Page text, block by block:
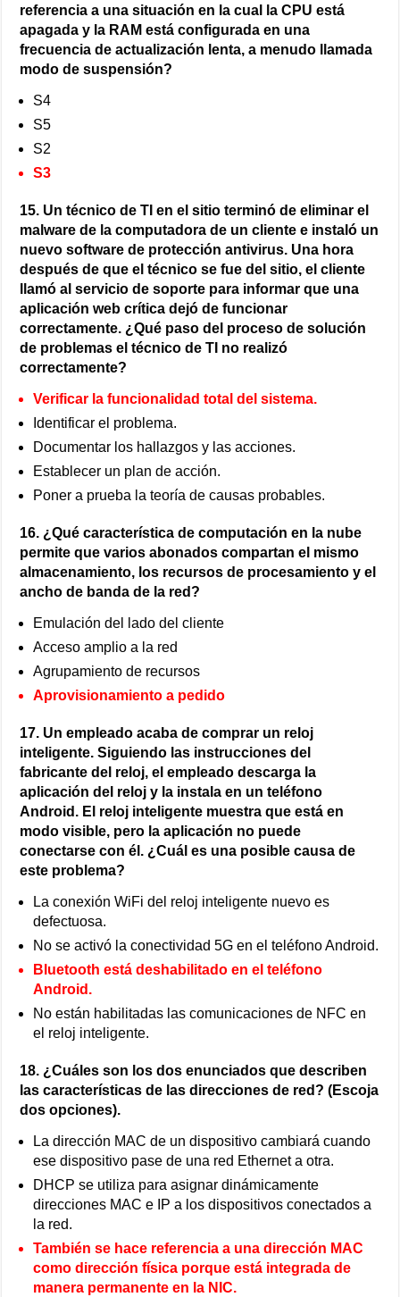
referencia a una situación en la cual la CPU está
apagada y la RAM está configurada en una
frecuencia de actualización lenta, a menudo llamada
modo de suspensión?
S4
S5
S2
S3
15. Un técnico de TI en el sitio terminó de eliminar el
malware de la computadora de un cliente e instaló un
nuevo software de protección antivirus. Una hora
después de que el técnico se fue del sitio, el cliente
llamó al servicio de soporte para informar que una
aplicación web crítica dejó de funcionar
correctamente. ¿Qué paso del proceso de solución
de problemas el técnico de TI no realizó
correctamente?
Verificar la funcionalidad total del sistema.
Identificar el problema.
Documentar los hallazgos y las acciones.
Establecer un plan de acción.
Poner a prueba la teoría de causas probables.
16. ¿Qué característica de computación en la nube
permite que varios abonados compartan el mismo
almacenamiento, los recursos de procesamiento y el
ancho de banda de la red?
Emulación del lado del cliente
Acceso amplio a la red
Agrupamiento de recursos
Aprovisionamiento a pedido
17. Un empleado acaba de comprar un reloj
inteligente. Siguiendo las instrucciones del
fabricante del reloj, el empleado descarga la
aplicación del reloj y la instala en un teléfono
Android. El reloj inteligente muestra que está en
modo visible, pero la aplicación no puede
conectarse con él. ¿Cuál es una posible causa de
este problema?
La conexión WiFi del reloj inteligente nuevo es
defectuosa.
No se activó la conectividad 5G en el teléfono Android.
Bluetooth está deshabilitado en el teléfono
Android.
No están habilitadas las comunicaciones de NFC en
el reloj inteligente.
18. ¿Cuáles son los dos enunciados que describen
las características de las direcciones de red? (Escoja
dos opciones).
La dirección MAC de un dispositivo cambiará cuando
ese dispositivo pase de una red Ethernet a otra.
DHCP se utiliza para asignar dinámicamente
direcciones MAC e IP a los dispositivos conectados a
la red.
También se hace referencia a una dirección MAC
como dirección física porque está integrada de
manera permanente en la NIC.